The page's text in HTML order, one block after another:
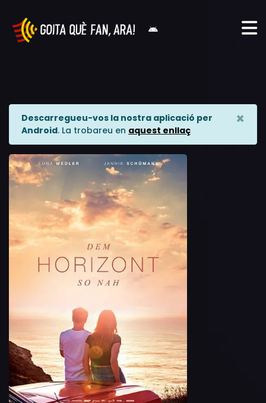
Descarregueu-vos la nostra aplicació per
Android. La trobareu en aquest enllaç
×